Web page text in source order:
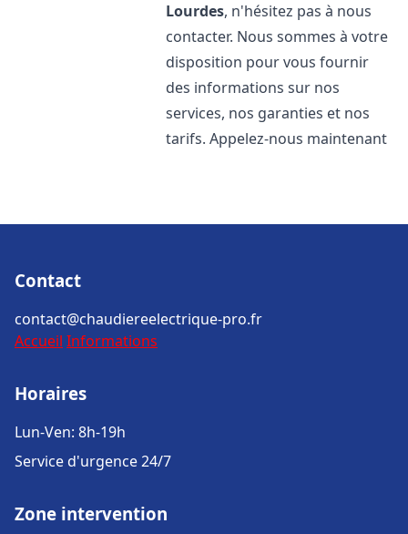
Lourdes, n'hésitez pas à nous
contacter. Nous sommes à votre
disposition pour vous fournir
des informations sur nos
services, nos garanties et nos
tarifs. Appelez-nous maintenant
Contact
contact@chaudiereelectrique-pro.fr
Accueil Informations
Horaires
Lun-Ven: 8h-19h
Service d'urgence 24/7
Zone intervention